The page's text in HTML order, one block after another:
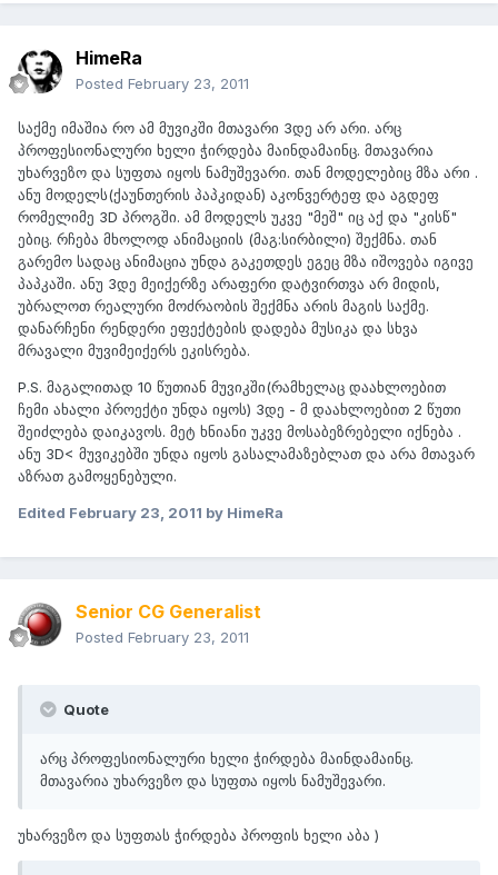
HimeRa
Posted February 23, 2011
საქმე იმაშია რო ამ მუვიკში მთავარი 3დე არ არი. არც
პროფესიონალური ხელი ჭირდება მაინდამაინც. მთავარია
უხარვეზო და სუფთა იყოს ნამუშევარი. თან მოდელებიც მზა არი .
ანუ მოდელს(ქაუნთერის პაპკიდან) აკონვერტეფ და აგდეფ
რომელიმე 3D პროგში. ამ მოდელს უკვე "მეშ" იც აქ და "კისწ"
ებიც. რჩება მხოლოდ ანიმაციის (მაგ:სირბილი) შექმნა. თან
გარემო სადაც ანიმაცია უნდა გაკეთდეს ეგეც მზა იშოვება იგივე
პაპკაში. ანუ 3დე მეიქერზე არაფერი დატვირთვა არ მიდის,
უბრალოთ რეალური მოძრაობის შექმნა არის მაგის საქმე.
დანარჩენი რენდერი ეფექტების დადება მუსიკა და სხვა
მრავალი მუვიმეიქერს ეკისრება.
P.S. მაგალითად 10 წუთიან მუვიკში(რამხელაც დაახლოებით
ჩემი ახალი პროექტი უნდა იყოს) 3დე - მ დაახლოებით 2 წუთი
შეიძლება დაიკავოს. მეტ ხნიანი უკვე მოსაბეზრებელი იქნება .
ანუ 3D< მუვიკებში უნდა იყოს გასალამაზებლათ და არა მთავარ
აზრათ გამოყენებული.
Edited February 23, 2011 by HimeRa
Senior CG Generalist
Posted February 23, 2011
Quote
არც პროფესიონალური ხელი ჭირდება მაინდამაინც.
მთავარია უხარვეზო და სუფთა იყოს ნამუშევარი.
უხარვეზო და სუფთას ჭირდება პროფის ხელი აბა )